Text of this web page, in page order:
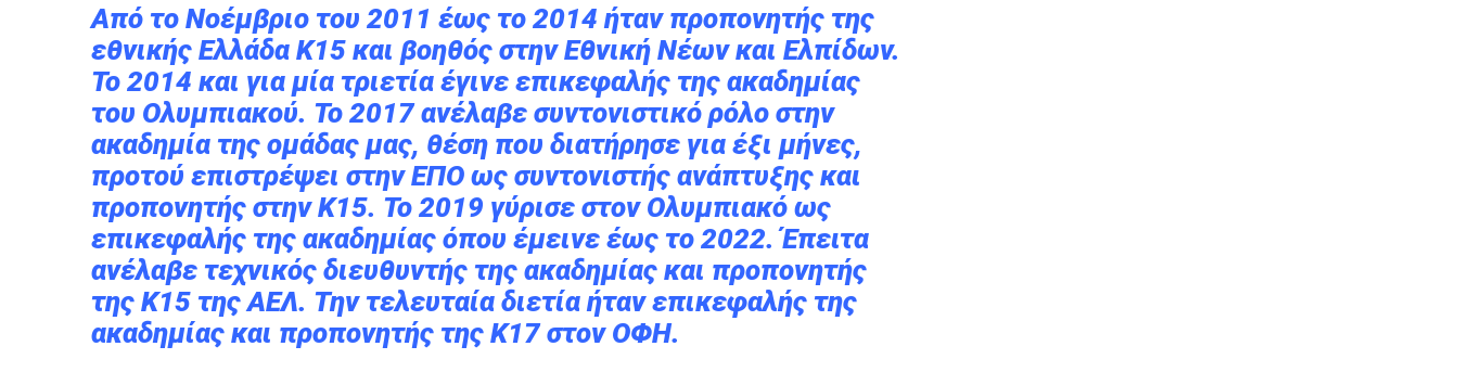
Από το Νοέμβριο του 2011 έως το 2014 ήταν προπονητής της
εθνικής Ελλάδα Κ15 και βοηθός στην Εθνική Νέων και Ελπίδων.
Το 2014 και για μία τριετία έγινε επικεφαλής της ακαδημίας
του Ολυμπιακού. Το 2017 ανέλαβε συντονιστικό ρόλο στην
ακαδημία της ομάδας μας, θέση που διατήρησε για έξι μήνες,
προτού επιστρέψει στην ΕΠΟ ως συντονιστής ανάπτυξης και
προπονητής στην Κ15. Το 2019 γύρισε στον Ολυμπιακό ως
επικεφαλής της ακαδημίας όπου έμεινε έως το 2022. Έπειτα
ανέλαβε τεχνικός διευθυντής της ακαδημίας και προπονητής
της Κ15 της ΑΕΛ. Την τελευταία διετία ήταν επικεφαλής της
ακαδημίας και προπονητής της Κ17 στον ΟΦΗ.